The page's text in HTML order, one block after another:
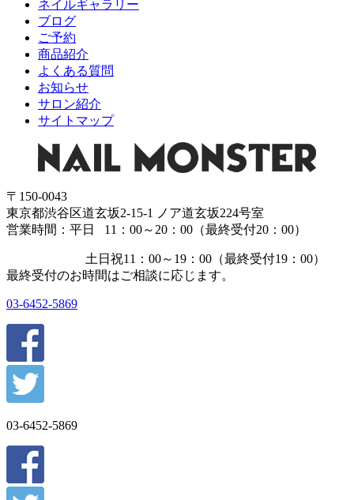
ネイルギャラリー
ブログ
ご予約
商品紹介
よくある質問
お知らせ
サロン紹介
サイトマップ
〒150-0043
東京都渋谷区道玄坂2-15-1 ノア道玄坂224号室
営業時間：平日 11：00～20：00（最終受付20：00）
土日祝11：00～19：00（最終受付19：00）
最終受付のお時間はご相談に応じます。
03-6452-5869
03-6452-5869